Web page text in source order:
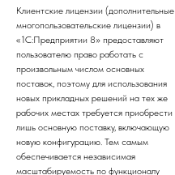
Клиентские лицензии (дополнительные
многопользовательские лицензии) в
«1С:Предприятии 8» предоставляют
пользователю право работать с
произвольным числом основных
поставок, поэтому для использования
новых прикладных решений на тех же
рабочих местах требуется приобрести
лишь основную поставку, включающую
новую конфигурацию. Тем самым
обеспечивается независимая
масштабируемость по функционалу